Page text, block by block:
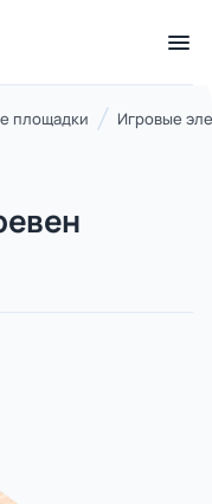
площадки Игровые